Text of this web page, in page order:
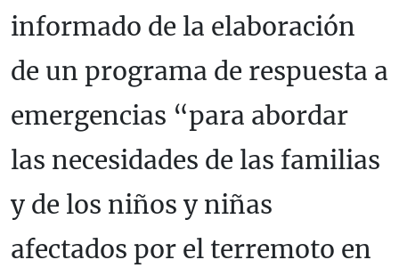
informado de la elaboración
de un programa de respuesta a
emergencias “para abordar
las necesidades de las familias
y de los niños y niñas
afectados por el terremoto en